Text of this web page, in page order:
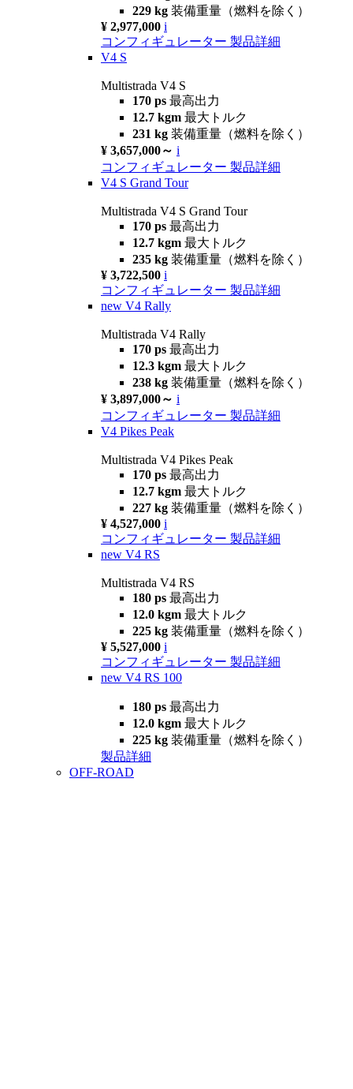
229 kg 装備重量（燃料を除く）
¥ 2,977,000 i
コンフィギュレーター 製品詳細
V4 S
Multistrada V4 S
170 ps 最高出力
12.7 kgm 最大トルク
231 kg 装備重量（燃料を除く）
¥ 3,657,000～ i
コンフィギュレーター 製品詳細
V4 S Grand Tour
Multistrada V4 S Grand Tour
170 ps 最高出力
12.7 kgm 最大トルク
235 kg 装備重量（燃料を除く）
¥ 3,722,500 i
コンフィギュレーター 製品詳細
new V4 Rally
Multistrada V4 Rally
170 ps 最高出力
12.3 kgm 最大トルク
238 kg 装備重量（燃料を除く）
¥ 3,897,000～ i
コンフィギュレーター 製品詳細
V4 Pikes Peak
Multistrada V4 Pikes Peak
170 ps 最高出力
12.7 kgm 最大トルク
227 kg 装備重量（燃料を除く）
¥ 4,527,000 i
コンフィギュレーター 製品詳細
new V4 RS
Multistrada V4 RS
180 ps 最高出力
12.0 kgm 最大トルク
225 kg 装備重量（燃料を除く）
¥ 5,527,000 i
コンフィギュレーター 製品詳細
new V4 RS 100
180 ps 最高出力
12.0 kgm 最大トルク
225 kg 装備重量（燃料を除く）
製品詳細
OFF-ROAD